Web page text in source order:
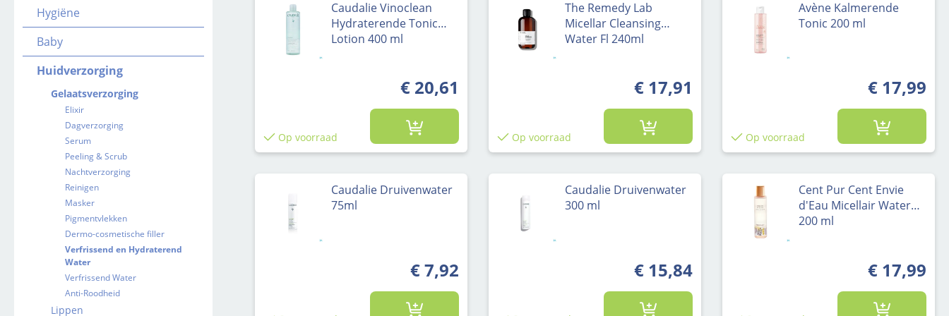
Hygiëne
Baby
Huidverzorging
Gelaatsverzorging
Elixir
Dagverzorging
Serum
Peeling & Scrub
Nachtverzorging
Reinigen
Masker
Pigmentvlekken
Dermo-cosmetische filler
Verfrissend en Hydraterend
Water
Verfrissend Water
Anti-Roodheid
Lippen
Caudalie Vinoclean
Hydraterende Tonic
Lotion 400 ml
€ 20,61
Op voorraad
The Remedy Lab
Micellar Cleansing
Water Fl 240ml
€ 17,91
Op voorraad
Avène Kalmerende
Tonic 200 ml
€ 17,99
Op voorraad
Caudalie Druivenwater
75ml
€ 7,92
Caudalie Druivenwater
300 ml
€ 15,84
Cent Pur Cent Envie
d'Eau Micellair Water
200 ml
€ 17,99